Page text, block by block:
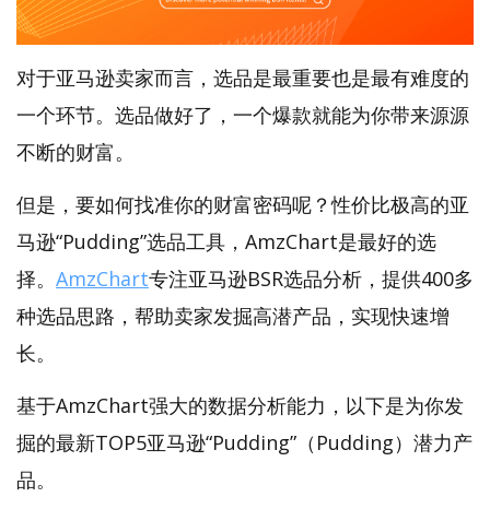
对于亚马逊卖家而言，选品是最重要也是最有难度的
一个环节。选品做好了，一个爆款就能为你带来源源
不断的财富。
但是，要如何找准你的财富密码呢？性价比极高的亚
马逊“Pudding”选品工具，AmzChart是最好的选
择。 AmzChart专注亚马逊BSR选品分析，提供400多
种选品思路，帮助卖家发掘高潜产品，实现快速增
长。
基于AmzChart强大的数据分析能力，以下是为你发
掘的最新TOP5亚马逊“Pudding”（Pudding）潜力产
品。